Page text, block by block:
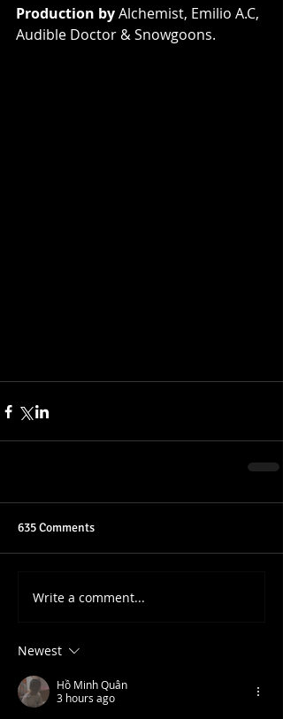
Production by Alchemist, Emilio A.C,
Audible Doctor & Snowgoons.
635 Comments
Write a comment...
Newest
Hồ Minh Quân
3 hours ago